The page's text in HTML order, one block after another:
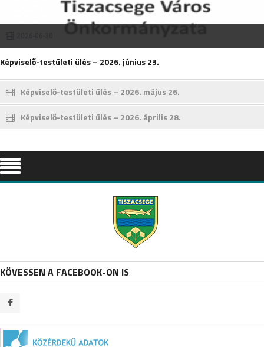
Képviselő-testületi ülés – 2026. június 23.
Képviselő-testületi ülés – 2026. május 26.
Képviselő-testületi ülés – 2026. április 28.
KÖVESSEN A FACEBOOK-ON IS